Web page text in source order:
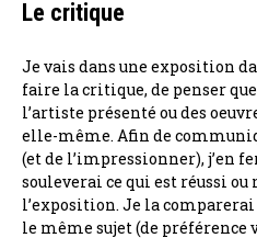
Le critique
Je vais dans une exposition
faire la critique, de penser
l’artiste présenté ou des
elle-même. Afin de
(et de l’impressionner), j’en
souleverai ce qui est réussi
l’exposition. Je la
le même sujet (de préférence